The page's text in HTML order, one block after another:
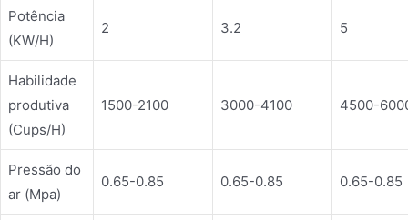
Potência
(KW/H)
2 3.2 5
Habilidade
produtiva
(Cups/H)
1500-2100 3000-4100 4500-
Pressão do
ar (Mpa)
0.65-0.85 0.65-0.85 0.65-0.85